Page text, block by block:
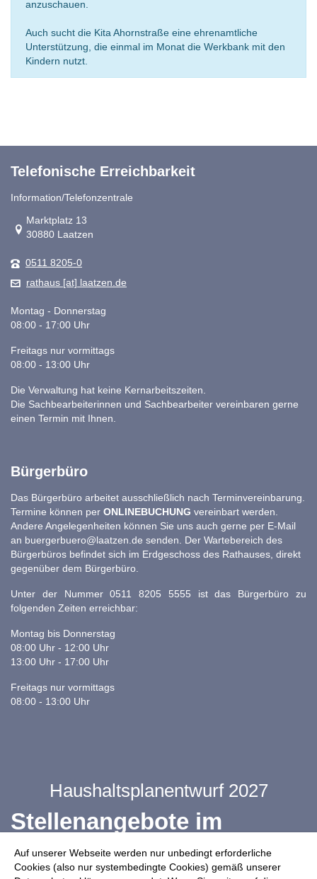
Auf unserer Webseite werden nur unbedingt erforderliche
Cookies (also nur systembedingte Cookies) gemäß unserer
anzuschauen.
Auch sucht die Kita Ahornstraße eine ehrenamtliche
Unterstützung, die einmal im Monat die Werkbank mit den
Kindern nutzt.
Telefonische Erreichbarkeit
Information/Telefonzentrale
Link zur Google-Maps Navigation
Marktplatz 13
30880 Laatzen
0511 8205-0
rathaus [at] laatzen.de
Montag - Donnerstag
08:00 - 17:00 Uhr
Freitags nur vormittags
08:00 - 13:00 Uhr
Die Verwaltung hat keine Kernarbeitszeiten.
Die Sachbearbeiterinnen und Sachbearbeiter vereinbaren gerne
einen Termin mit Ihnen.
Bürgerbüro
Das Bürgerbüro arbeitet ausschließlich nach Terminvereinbarung.
Termine können per ONLINEBUCHUNG vereinbart werden.
Andere Angelegenheiten können Sie uns auch gerne per E-Mail
an buergerbuero@laatzen.de senden. Der Wartebereich des
Bürgerbüros befindet sich im Erdgeschoss des Rathauses, direkt
gegenüber dem Bürgerbüro.
Unter der Nummer 0511 8205 5555 ist das Bürgerbüro zu
folgenden Zeiten erreichbar:
Montag bis Donnerstag
08:00 Uhr - 12:00 Uhr
13:00 Uhr - 17:00 Uhr
Freitags nur vormittags
08:00 - 13:00 Uhr
Haushaltsplanentwurf 2027
Stellenangebote im
Ganztag